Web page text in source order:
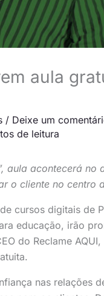
aula
/ Deixe um
de leitura
aula acontecerá no
o cliente no centro
cursos digitais de
educação, irão
do Reclame
nas relações